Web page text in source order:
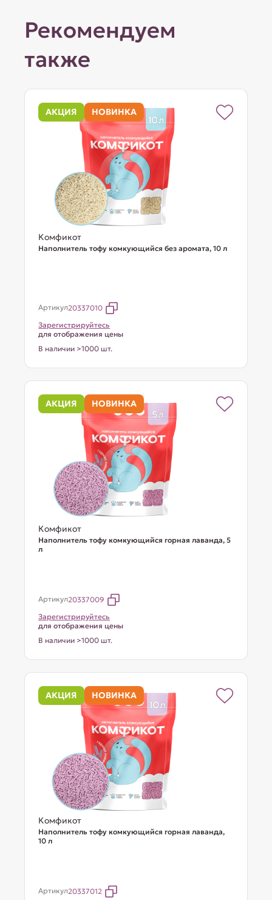
Рекомендуем
также
АКЦИЯ НОВИНКА
Комфикот
Наполнитель тофу комкующийся без аромата, 10 л
Артикул20337010
Зарегистрируйтесь
для отображения цены
В наличии >1000 шт.
АКЦИЯ НОВИНКА
Комфикот
Наполнитель тофу комкующийся горная лаванда, 5
л
Артикул20337009
Зарегистрируйтесь
для отображения цены
В наличии >1000 шт.
АКЦИЯ НОВИНКА
Комфикот
Наполнитель тофу комкующийся горная лаванда,
10 л
Артикул20337012